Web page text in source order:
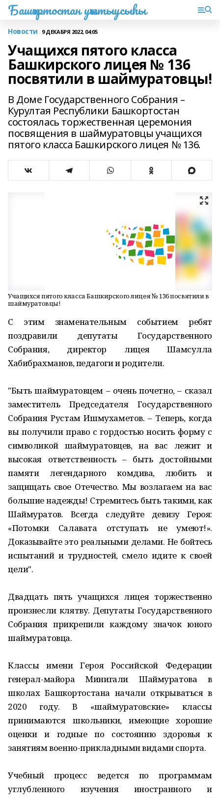
Башҡортостан уҡытыусыһы
Новости 9 ДЕКАБРЯ 2022, 04:05
Учащихся пятого класса
Башкирского лицея № 136
посвятили в шаймуратовцы!
В Доме Государственного Собрания –
Курултая Республики Башкортостан
состоялась торжественная церемония
посвящения в шаймуратовцы учащихся
пятого класса Башкирского лицея № 136.
Учащихся пятого класса Башкирского лицея № 136 посвятили в
шаймуратовцы!
С этим знаменательным событием ребят
поздравили депутаты Государственного
Собрания, директор лицея Шамсулла
Хабибрахманов, педагоги и родители.
"Быть шаймуратовцем – очень почетно, – сказал
заместитель Председателя Государственного
Собрания Рустам Ишмухаметов. – Теперь, когда
вы получили право с гордостью носить форму с
символикой шаймуратовцев, на вас лежит и
высокая ответственность – быть достойными
памяти легендарного комдива, любить и
защищать свое Отечество. Мы возлагаем на вас
большие надежды! Стремитесь быть такими, как
Шаймуратов. Всегда следуйте девизу Героя:
«Потомки Салавата отступать не умеют!».
Доказывайте это реальными делами. Не бойтесь
испытаний и трудностей, смело идите к своей
цели".
Двадцать пять учащихся лицея торжественно
произнесли клятву. Депутаты Государственного
Собрания прикрепили каждому значок юного
шаймуратовца.
Классы имени Героя Российской Федерации
генерал-майора Минигали Шаймуратова в
школах Башкортостана начали открываться в
2020 году. В «шаймуратовские» классы
принимаются школьники, имеющие хорошие
оценки и годные по состоянию здоровья к
занятиям военно-прикладными видами спорта.
Учебный процесс ведется по программам
углубленного изучения иностранного и